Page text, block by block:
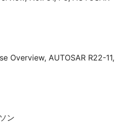
Overview, AUTOSAR R22-11,
ン